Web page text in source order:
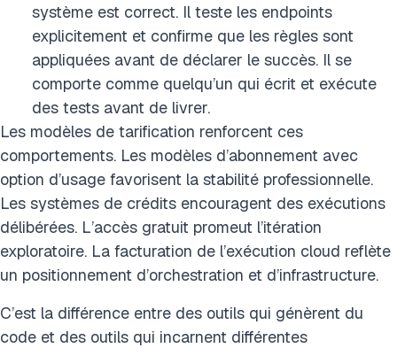
système est correct. Il teste les endpoints
explicitement et confirme que les règles sont
appliquées avant de déclarer le succès. Il se
comporte comme quelqu’un qui écrit et exécute
des tests avant de livrer.
Les modèles de tarification renforcent ces
comportements. Les modèles d’abonnement avec
option d’usage favorisent la stabilité professionnelle.
Les systèmes de crédits encouragent des exécutions
délibérées. L’accès gratuit promeut l’itération
exploratoire. La facturation de l’exécution cloud reflète
un positionnement d’orchestration et d’infrastructure.
C’est la différence entre des outils qui génèrent du
code et des outils qui incarnent différentes